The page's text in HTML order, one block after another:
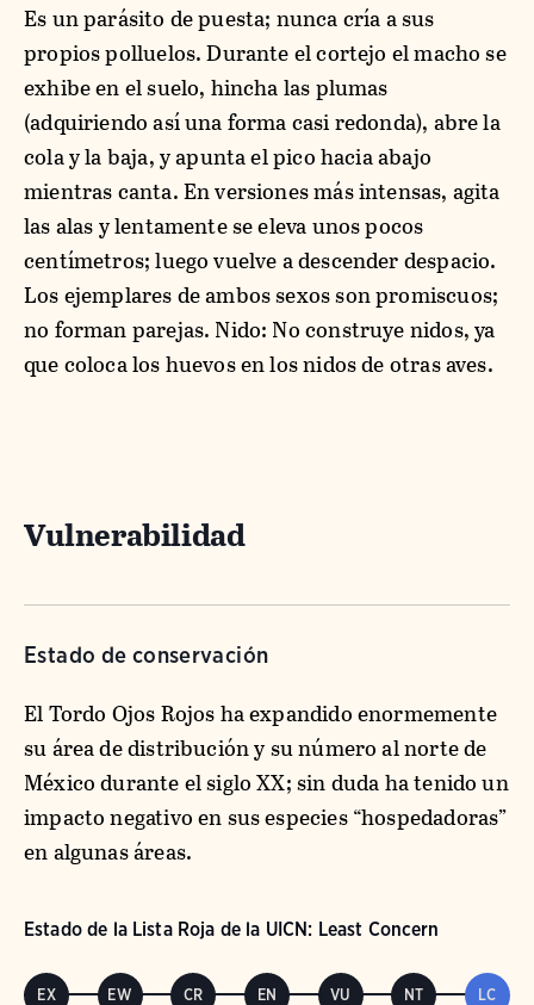
Es un parásito de puesta; nunca cría a sus
propios polluelos. Durante el cortejo el macho se
exhibe en el suelo, hincha las plumas
(adquiriendo así una forma casi redonda), abre la
cola y la baja, y apunta el pico hacia abajo
mientras canta. En versiones más intensas, agita
las alas y lentamente se eleva unos pocos
centímetros; luego vuelve a descender despacio.
Los ejemplares de ambos sexos son promiscuos;
no forman parejas. Nido: No construye nidos, ya
que coloca los huevos en los nidos de otras aves.
Vulnerabilidad
Estado de conservación
El Tordo Ojos Rojos ha expandido enormemente
su área de distribución y su número al norte de
México durante el siglo XX; sin duda ha tenido un
impacto negativo en sus especies “hospedadoras”
en algunas áreas.
Estado de la Lista Roja de la UICN: Least Concern
EX EW CR EN VU NT LC